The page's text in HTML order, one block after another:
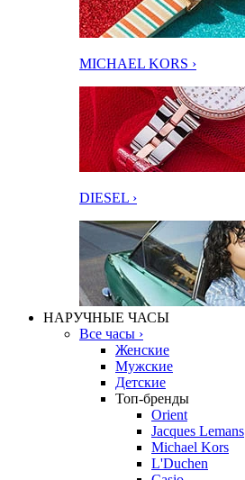
MICHAEL KORS ›
DIESEL ›
НАРУЧНЫЕ ЧАСЫ
Все часы ›
Женские
Мужские
Детские
Топ-бренды
Orient
Jacques Lemans
Michael Kors
L'Duchen